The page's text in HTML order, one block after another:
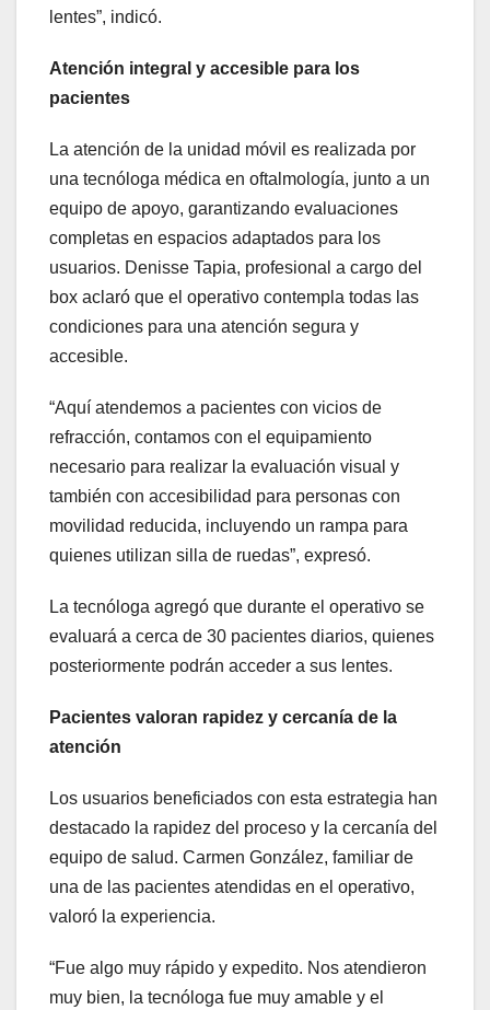
lentes”, indicó.
Atención integral y accesible para los
pacientes
La atención de la unidad móvil es realizada por
una tecnóloga médica en oftalmología, junto a un
equipo de apoyo, garantizando evaluaciones
completas en espacios adaptados para los
usuarios. Denisse Tapia, profesional a cargo del
box aclaró que el operativo contempla todas las
condiciones para una atención segura y
accesible.
“Aquí atendemos a pacientes con vicios de
refracción, contamos con el equipamiento
necesario para realizar la evaluación visual y
también con accesibilidad para personas con
movilidad reducida, incluyendo un rampa para
quienes utilizan silla de ruedas”, expresó.
La tecnóloga agregó que durante el operativo se
evaluará a cerca de 30 pacientes diarios, quienes
posteriormente podrán acceder a sus lentes.
Pacientes valoran rapidez y cercanía de la
atención
Los usuarios beneficiados con esta estrategia han
destacado la rapidez del proceso y la cercanía del
equipo de salud. Carmen González, familiar de
una de las pacientes atendidas en el operativo,
valoró la experiencia.
“Fue algo muy rápido y expedito. Nos atendieron
muy bien, la tecnóloga fue muy amable y el